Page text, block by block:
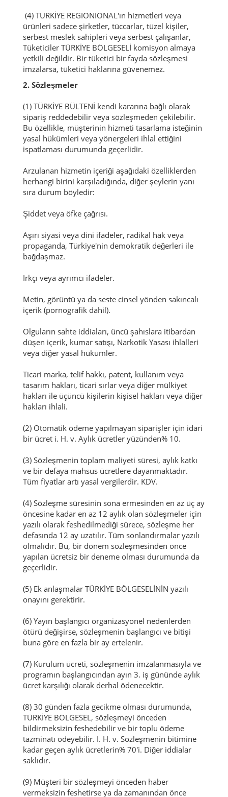
(4) TÜRKİYE REGIONIONAL'ın hizmetleri veya
ürünleri sadece şirketler, tüccarlar, tüzel kişiler,
serbest meslek sahipleri veya serbest çalışanlar,
Tüketiciler TÜRKİYE BÖLGESELİ komisyon almaya
yetkili değildir. Bir tüketici bir fayda sözleşmesi
imzalarsa, tüketici haklarına güvenemez.
2. Sözleşmeler
(1) TÜRKİYE BÜLTENİ kendi kararına bağlı olarak
sipariş reddedebilir veya sözleşmeden çekilebilir.
Bu özellikle, müşterinin hizmeti tasarlama isteğinin
yasal hükümleri veya yönergeleri ihlal ettiğini
ispatlaması durumunda geçerlidir.
Arzulanan hizmetin içeriği aşağıdaki özelliklerden
herhangi birini karşıladığında, diğer şeylerin yanı
sıra durum böyledir:
Şiddet veya öfke çağrısı.
Aşırı siyasi veya dini ifadeler, radikal hak veya
propaganda, Türkiye'nin demokratik değerleri ile
bağdaşmaz.
Irkçı veya ayrımcı ifadeler.
Metin, görüntü ya da seste cinsel yönden sakıncalı
içerik (pornografik dahil).
Olguların sahte iddiaları, üncü şahıslara itibardan
düşen içerik, kumar satışı, Narkotik Yasası ihlalleri
veya diğer yasal hükümler.
Ticari marka, telif hakkı, patent, kullanım veya
tasarım hakları, ticari sırlar veya diğer mülkiyet
hakları ile üçüncü kişilerin kişisel hakları veya diğer
hakları ihlali.
(2) Otomatik ödeme yapılmayan siparişler için idari
bir ücret i. H. v. Aylık ücretler yüzünden% 10.
(3) Sözleşmenin toplam maliyeti süresi, aylık katkı
ve bir defaya mahsus ücretlere dayanmaktadır.
Tüm fiyatlar artı yasal vergilerdir. KDV.
(4) Sözleşme süresinin sona ermesinden en az üç ay
öncesine kadar en az 12 aylık olan sözleşmeler için
yazılı olarak feshedilmediği sürece, sözleşme her
defasında 12 ay uzatılır. Tüm sonlandırmalar yazılı
olmalıdır. Bu, bir dönem sözleşmesinden önce
yapılan ücretsiz bir deneme olması durumunda da
geçerlidir.
(5) Ek anlaşmalar TÜRKİYE BÖLGESELİNİN yazılı
onayını gerektirir.
(6) Yayın başlangıcı organizasyonel nedenlerden
ötürü değişirse, sözleşmenin başlangıcı ve bitişi
buna göre en fazla bir ay ertelenir.
(7) Kurulum ücreti, sözleşmenin imzalanmasıyla ve
programın başlangıcından ayın 3. iş gününde aylık
ücret karşılığı olarak derhal ödenecektir.
(8) 30 günden fazla gecikme olması durumunda,
TÜRKİYE BÖLGESEL, sözleşmeyi önceden
bildirmeksizin feshedebilir ve bir toplu ödeme
tazminatı ödeyebilir. I. H. v. Sözleşmenin bitimine
kadar geçen aylık ücretlerin% 70'i. Diğer iddialar
saklıdır.
(9) Müşteri bir sözleşmeyi önceden haber
vermeksizin feshetirse ya da zamanından önce